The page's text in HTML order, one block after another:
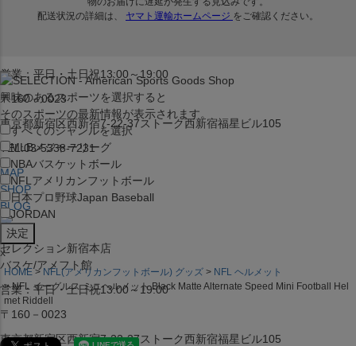
営業：平日・土日祝13:00～19:00
〒160－0023
東京都新宿区西新宿7-22-37ストーク西新宿福星ビル105
TEL:03-5338-7231
MAP
SHOP
BLOG
セレクション新宿本店
バスケ/アメフト館
営業：平日・土日祝13:00～19:00
〒160－0023
東京都新宿区西新宿7-22-37ストーク西新宿福星ビル105
興味のあるスポーツを選択すると
そのスポーツの最新情報が表示されます。
すべてのジャンルを選択
MLBメジャーリーグ
NBAバスケットボール
NFL アメリカンフットボール
日本プロ野球Japan Baseball
JORDAN
x
HOME NFL(アメリカンフットボール) グッズ
NFL ヘルメット
NFL イーグルス ミニヘルメット Black Matte Alternate Speed Mini Football Hel
met Riddell